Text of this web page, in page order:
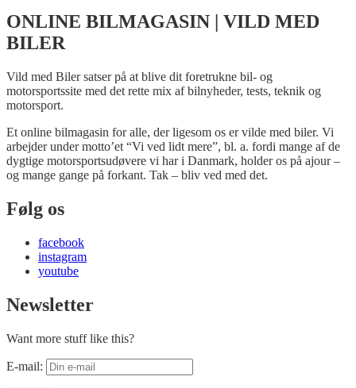
ONLINE BILMAGASIN | VILD MED
BILER
Vild med Biler satser på at blive dit foretrukne bil- og
motorsportssite med det rette mix af bilnyheder, tests, teknik og
motorsport.
Et online bilmagasin for alle, der ligesom os er vilde med biler. Vi
arbejder under motto’et “Vi ved lidt mere”, bl. a. fordi mange af de
dygtige motorsportsudøvere vi har i Danmark, holder os på ajour –
og mange gange på forkant. Tak – bliv ved med det.
Følg os
facebook
instagram
youtube
Newsletter
Want more stuff like this?
E-mail: